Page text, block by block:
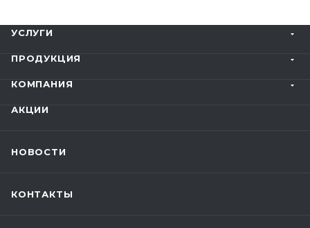
УСЛУГИ
ПРОДУКЦИЯ
КОМПАНИЯ
АКЦИИ
НОВОСТИ
КОНТАКТЫ